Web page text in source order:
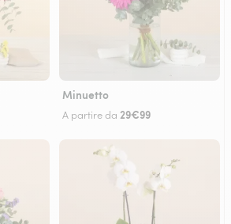
Minuetto
A partire da 29€99